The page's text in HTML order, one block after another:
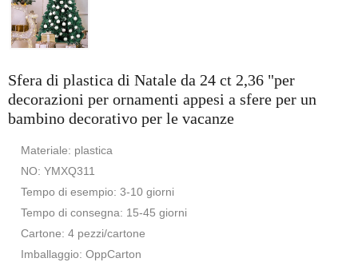
Sfera di plastica di Natale da 24 ct 2,36 "per
decorazioni per ornamenti appesi a sfere per un
bambino decorativo per le vacanze
Materiale: plastica
NO: YMXQ311
Tempo di esempio: 3-10 giorni
Tempo di consegna: 15-45 giorni
Cartone: 4 pezzi/cartone
Imballaggio: OppCarton